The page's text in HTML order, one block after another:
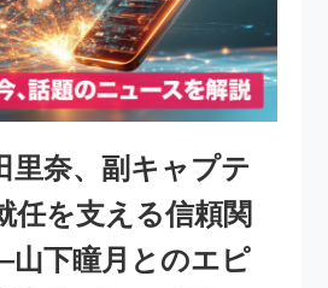
里奈、副キャプテ
任を支える信頼関
下瞳月とのエピ